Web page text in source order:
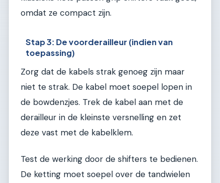
omdat ze compact zijn.
Stap 3: De voorderailleur (indien van
toepassing)
Zorg dat de kabels strak genoeg zijn maar
niet te strak. De kabel moet soepel lopen in
de bowdenzjes. Trek de kabel aan met de
derailleur in de kleinste versnelling en zet
deze vast met de kabelklem.
Test de werking door de shifters te bedienen.
De ketting moet soepel over de tandwielen